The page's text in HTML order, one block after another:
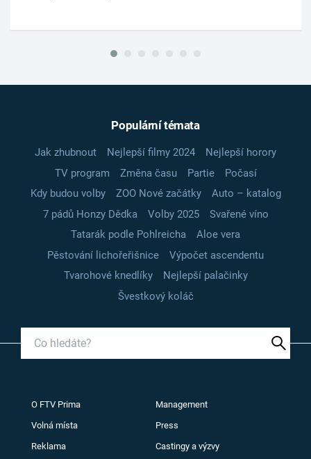
Populární témata
Jak zhubnout Nejlepší filmy 2024
Nejlepší horory
TV program
Změna času Partie
Počasí
Kdy budou volby
ZOO Nové začátky
Auto – katalog
7 pádů Honzy Dědka
Volby 2025
Svařené víno
Tatarák podle Pohlreicha
Aloe vera
Pěstování lichořeřišnice
Výpočet ascendentu
Tvarohové knedlíky
Nejlepší palačinky
Švestkový koláč
O FTV Prima Management
Volná místa Press
Reklama Castingy a výzvy